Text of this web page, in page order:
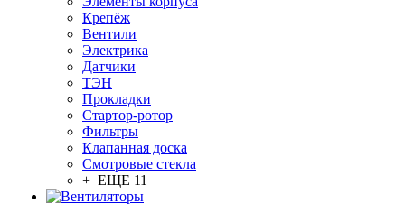
Крепёж
Вентили
Электрика
Датчики
ТЭН
Прокладки
Стартор-ротор
Фильтры
Клапанная доска
Смотровые стекла
+ ЕЩЕ 11